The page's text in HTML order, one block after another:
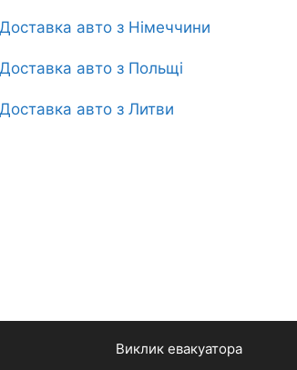
Доставка авто з Німеччини
Доставка авто з Польщі
Доставка авто з Литви
Виклик евакуатора